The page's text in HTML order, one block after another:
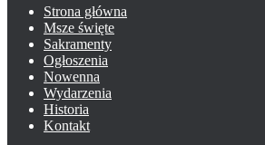
Strona główna
Msze święte
Sakramenty
Ogłoszenia
Nowenna
Wydarzenia
Historia
Kontakt